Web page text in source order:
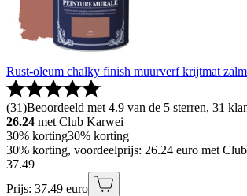
Rust-oleum chalky finish muurverf krijtmat
(31)Beoordeeld met 4.9 van de 5 sterren, 31
26.24 met Club Karwei
30% korting30% korting
30% korting, voordeelprijs: 26.24 euro met
37.49
Prijs: 37.49 euro